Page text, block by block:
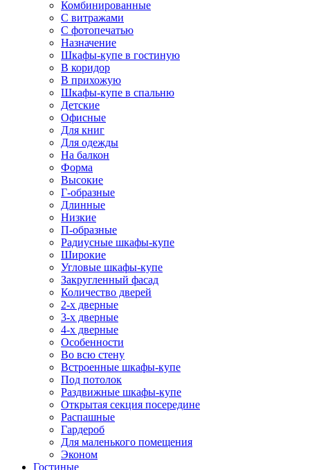
Комбинированные
С витражами
С фотопечатью
Назначение
Шкафы-купе в гостиную
В коридор
В прихожую
Шкафы-купе в спальню
Детские
Офисные
Для книг
Для одежды
На балкон
Форма
Высокие
Г-образные
Длинные
Низкие
П-образные
Радиусные шкафы-купе
Широкие
Угловые шкафы-купе
Закругленный фасад
Количество дверей
2-х дверные
3-х дверные
4-х дверные
Особенности
Во всю стену
Встроенные шкафы-купе
Под потолок
Раздвижные шкафы-купе
Открытая секция посередине
Распашные
Гардероб
Для маленького помещения
Эконом
Гостиные